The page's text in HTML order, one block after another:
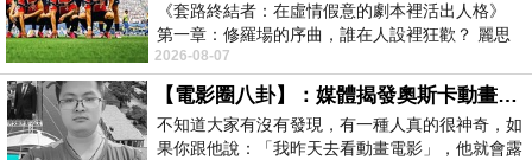
《套路終結者：在虛情假意的劇本裡活出人格》
第一章：修羅場的序曲，誰在人設裡狂歡？ 麗思
卡爾頓酒店的總統套房內，燈光昏
2026-08-07
【電影圈八卦】：媒體揭發奧斯卡動畫項目投票醜聞！好萊塢為什麼看不起動畫電影？
不知道大家有沒有發現，有一種人真的很神奇，如
果你跟他說：「我昨天去看動畫電影」，他就會露